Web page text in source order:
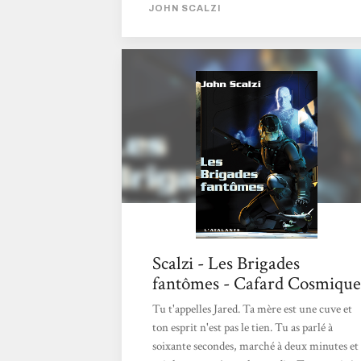
on retrouve Jane Sagan avec plaisir. [...] Ce
livre reste tout à fait prenant. 19 avril 2015
JOHN SCALZI
Scalzi - Les Brigades
fantômes - Cafard Cosmique
Tu t'appelles Jared. Ta mère est une cuve et
ton esprit n'est pas le tien. Tu as parlé à
soixante secondes, marché à deux minutes et